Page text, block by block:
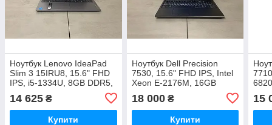
Ноутбук Lenovo IdeaPad
Slim 3 15IRU8, 15.6" FHD
IPS, i5-1334U, 8GB DDR5,
UHD
14 625 ₴
Купити
Ноутбук Dell Precision
7530, 15.6" FHD IPS, Intel
Xeon E-2176M, 16GB
DDR4, 512GB NVMe SSD,
NVIDIA Quadro P2000 4GB
GDDR5
18 000₴
Купити
R9
15